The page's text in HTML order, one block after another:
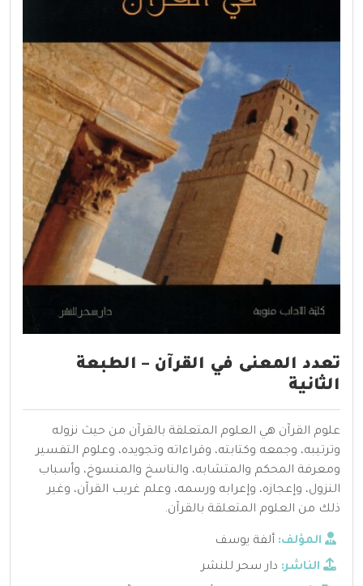
تعدد المعنى في القرآن – الطبعة
الثانية
علوم القرآن هي العلوم المتعلقة بالقرآن من حيث نزوله
وترتيبه، وجمعه وكتابته، وقراءاته وتجويده، وعلوم التفسير
ومعرفة المحكم والمتشابه، والناسخ والمنسوخ، وأسباب
النزول، وإعجازه، وإعرابه ورسمه، وعلم غريب القرآن، وغير
ذلك من العلوم المتعلقة بالقرآن.
المؤلف: ألفة يوسف
الناشر: دار سحر للنشر